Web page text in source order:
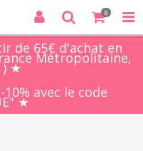
de 65€ d'achat en
Métropolitaine,
) ★
avec le code
★
0